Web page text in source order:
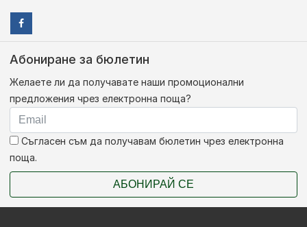
Абониране за бюлетин
Желаете ли да получавате наши промоционални
предложения чрез електронна поща?
Съгласен съм да получавам бюлетин чрез електронна
поща.
АБОНИРАЙ СЕ